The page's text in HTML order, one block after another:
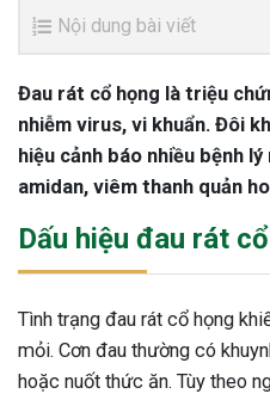
Nội dung bài viết
Đau rát cổ họng là triệu
nhiễm virus, vi khuẩn. Đôi
hiệu cảnh báo nhiều bệnh
amidan, viêm thanh quản
Dấu hiệu đau rát
Tình trạng đau rát cổ họng
mỏi. Cơn đau thường có
hoặc nuốt thức ăn. Tùy theo